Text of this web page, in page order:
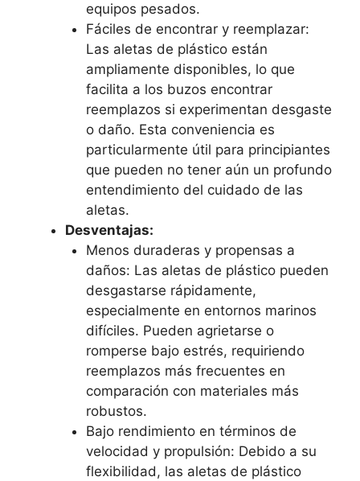
equipos pesados.
Fáciles de encontrar y reemplazar:
Las aletas de plástico están
ampliamente disponibles, lo que
facilita a los buzos encontrar
reemplazos si experimentan desgaste
o daño. Esta conveniencia es
particularmente útil para principiantes
que pueden no tener aún un profundo
entendimiento del cuidado de las
aletas.
Desventajas:
Menos duraderas y propensas a
daños: Las aletas de plástico pueden
desgastarse rápidamente,
especialmente en entornos marinos
difíciles. Pueden agrietarse o
romperse bajo estrés, requiriendo
reemplazos más frecuentes en
comparación con materiales más
robustos.
Bajo rendimiento en términos de
velocidad y propulsión: Debido a su
flexibilidad, las aletas de plástico